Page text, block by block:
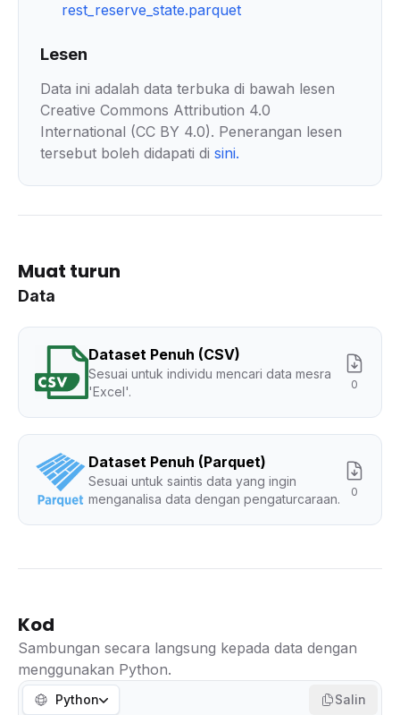
rest_reserve_state.parquet
Lesen
Data ini adalah data terbuka di bawah lesen
Creative Commons Attribution 4.0
International (CC BY 4.0). Penerangan lesen
tersebut boleh didapati di sini.
Muat turun
Data
Dataset Penuh (CSV)
Sesuai untuk individu mencari data mesra
'Excel'.
0
Dataset Penuh (Parquet)
Sesuai untuk saintis data yang ingin
menganalisa data dengan pengaturcaraan.
0
Kod
Sambungan secara langsung kepada data dengan
menggunakan Python.
Python Salin